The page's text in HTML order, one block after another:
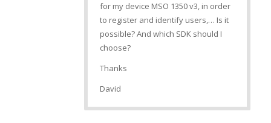
for my device MSO 1350 v3, in order
to register and identify users,… Is it
possible? And which SDK should I
choose?
Thanks
David